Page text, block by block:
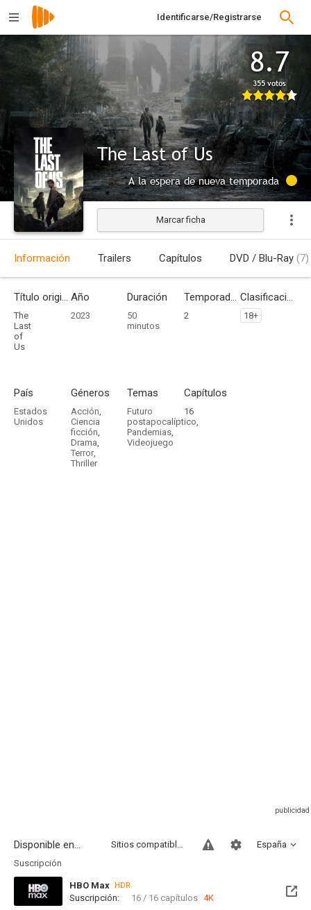
Identificarse/Registrarse
8.7
355 votos
The Last of Us
A la espera de nueva temporada
Marcar ficha
Información Trailers Capítulos DVD / Blu-Ray (7)
Título original
The
Last
of
Us
Año
2023
Duración
50
minutos
Temporadas
2
Clasificación por edades
18+
País
Estados
Unidos
Géneros
Acción,
Ciencia
ficción,
Drama,
Terror,
Thriller
Temas
Futuro
postapocalíptico,
Pandemias,
Videojuego
Capítulos
16
Disponible en... España
Sitios compatibles
Suscripción
HBO Max HDR
Suscripción: 16 / 16 capítulos 4K